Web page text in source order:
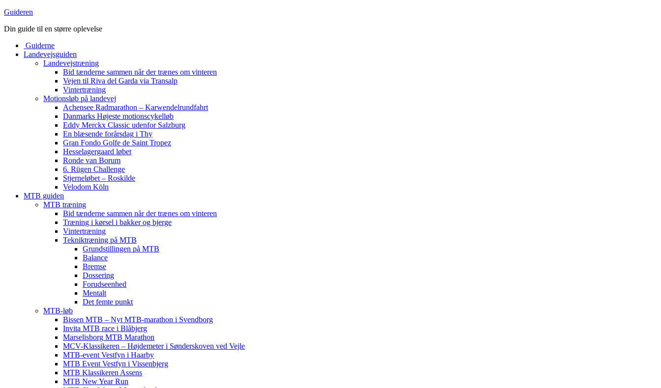
Guideren
Din guide til en større oplevelse
Guiderne
Landevejsguiden
Landevejstræning
Bid tænderne sammen når der trænes om vinteren
Vejen til Riva del Garda via Transalp
Vintertræning
Motionsløb på landevej
Achensee Radmarathon – Karwendelrundfahrt
Danmarks Højeste motionscykelløb
Eddy Merckx Classic udenfor Salzburg
En blæsende forårsdag i Thy
Gran Fondo Golfe de Saint Tropez
Hesselagergaard løbet
Ronde van Borum
6. Rügen Challenge
Stjerneløbet – Roskilde
Velodom Köln
MTB guiden
MTB træning
Bid tænderne sammen når der trænes om vinteren
Træning i kørsel i bakker og bjerge
Vintertræning
Tekniktræning på MTB
Grundstillingen på MTB
Balance
Bremse
Dossering
Forudseenhed
Mentalt
Det femte punkt
MTB-løb
Bissen MTB – Nyt MTB-marathon i Svendborg
Invita MTB race i Blåbjerg
Marselisborg MTB Marathon
MCV-Klassikeren – Højdemeter i Sønderskoven ved Vejle
MTB-event Vestfyn i Haarby
MTB Event Vestfyn i Vissenbjerg
MTB Klassikeren Assens
MTB New Year Run